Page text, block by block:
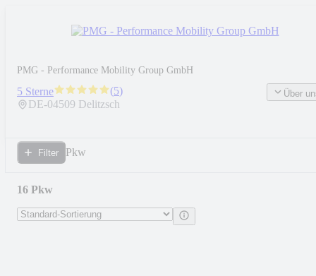
PMG - Performance Mobility Group GmbH
5 Sterne (5)
DE-04509 Delitzsch
Über
Filter Pkw
16 Pkw